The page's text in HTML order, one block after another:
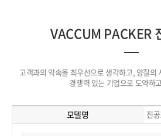
VACCUM PACKER
고객과의 약속을 최우선으로 생각하고, 양질의
경쟁력 있는 기업으로 도약하
모델명 진